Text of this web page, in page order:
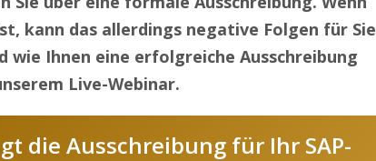
kann das allerdings negative Folgen für Sie
wie Ihnen eine erfolgreiche Ausschreibung
Live-Webinar.
die Ausschreibung für Ihr SAP-